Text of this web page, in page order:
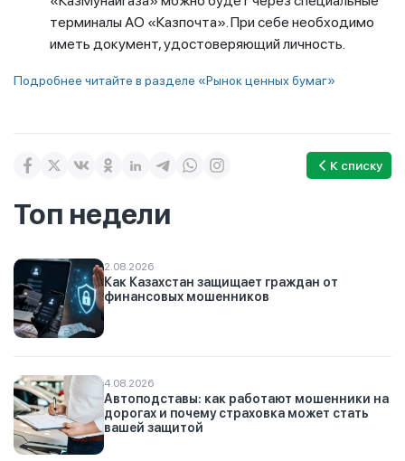
терминалы АО «Казпочта». При себе необходимо
иметь документ, удостоверяющий личность.
Подробнее читайте в разделе «Рынок ценных бумаг»
К списку
Топ недели
2.08.2026
Как Казахстан защищает граждан от
финансовых мошенников
4.08.2026
Автоподставы: как работают мошенники на
дорогах и почему страховка может стать
вашей защитой